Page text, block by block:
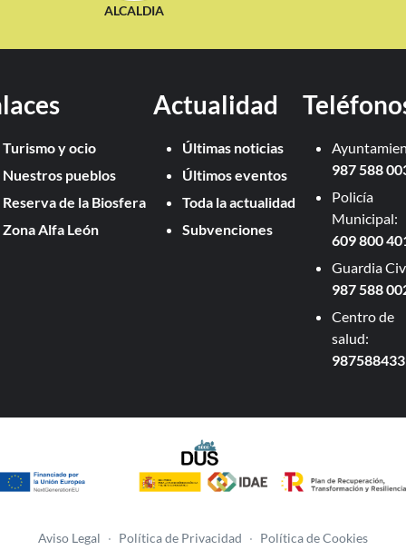
ALCALDIA
Turismo y ocio
Nuestros pueblos
Reserva de la Biosfera
Zona Alfa León
Actualidad
Últimas noticias
Últimos eventos
Toda la actualidad
Subvenciones
987 588
Policía
Municipal:
609 800
Guardia
987 588
Centro de
salud:
987588433
Aviso Legal · Política de Privacidad · Política de Cookies